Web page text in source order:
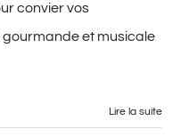
convier vos
et musicale
Lire la suite